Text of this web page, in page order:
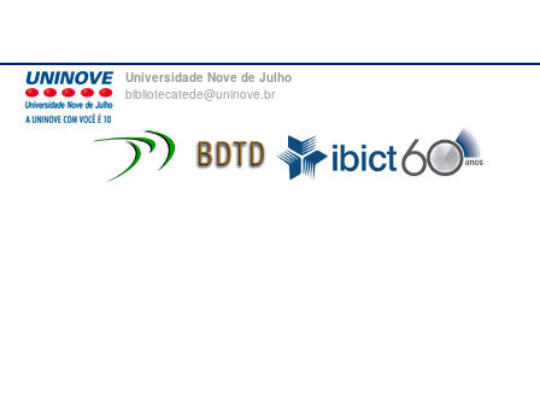
Universidade Nove de Julho
bibliotecatede@uninove.br